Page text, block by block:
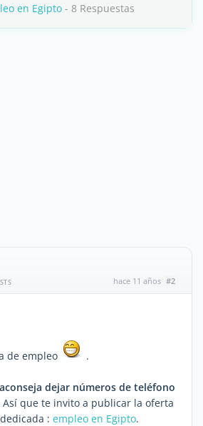
en Egipto - 8 Respuestas
hace 11 años #2
de empleo .
dejar números de teléfono
Así que te invito a publicar la oferta
: empleo en Egipto.